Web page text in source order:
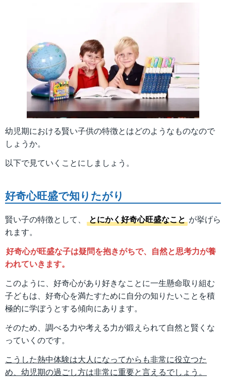
幼児期における賢い子供の特徴とはどのようなものなので
しょうか。
以下で見ていくことにしましょう。
好奇心旺盛で知りたがり
賢い子の特徴として、 とにかく好奇心旺盛なこと が挙げら
れます。
好奇心が旺盛な子は疑問を抱きがちで、自然と思考力が養
われていきます。
このように、好奇心があり好きなことに一生懸命取り組む
子どもは、好奇心を満たすために自分の知りたいことを積
極的に学ぼうとする傾向にあります。
そのため、調べる力や考える力が鍛えられて自然と賢くな
っていくのです。
こうした熱中体験は大人になってからも非常に役立つた
め、幼児期の過ごし方は非常に重要と言えるでしょう。